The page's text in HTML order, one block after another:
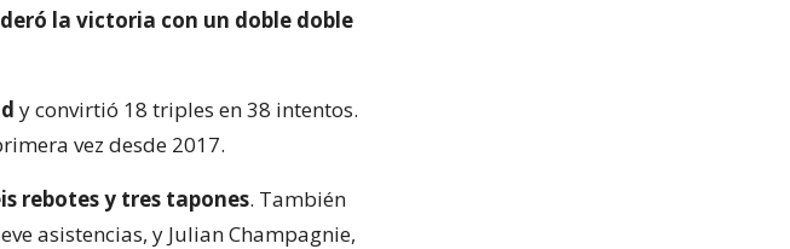
la victoria con un doble doble
y convirtió 18 triples en 38 intentos.
vez desde 2017.
rebotes y tres tapones. También
asistencias, y Julian Champagnie,